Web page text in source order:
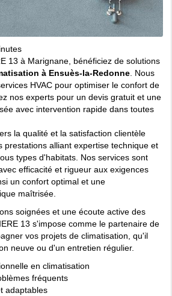
13 à Marignane, bénéficiez de solutions
à Ensuès-la-Redonne. Nous
HVAC pour optimiser le confort de
nos experts pour un devis gratuit et une
avec intervention rapide dans toutes
la qualité et la satisfaction clientèle
prestations alliant expertise technique et
types d'habitats. Nos services sont
efficacité et rigueur aux exigences
un confort optimal et une
maîtrisée.
soignées et une écoute active des
13 s'impose comme le partenaire de
vos projets de climatisation, qu'il
neuve ou d'un entretien régulier.
en climatisation
fréquents
adaptables